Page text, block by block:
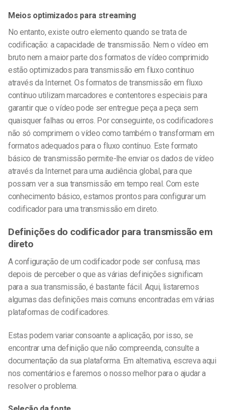
Meios optimizados para streaming
No entanto, existe outro elemento quando se trata de
codificação: a capacidade de transmissão. Nem o vídeo em
brutonem a maior parte dos formatos de vídeo comprimido
estão optimizados para transmissão em fluxo contínuo
através da Internet. Os formatos de transmissão em fluxo
contínuo utilizam marcadores e contentores especiais para
garantir que o vídeo pode ser entregue peça a peça sem
quaisquer falhas ou erros. Por conseguinte, os codificadores
não só comprimem o vídeo como também o transformam em
formatos adequados para o fluxo contínuo. Este formato
básico de transmissão permite-lhe enviar os dados de vídeo
através da Internet para uma audiência global, para que
possam ver a sua transmissão em tempo real. Com este
conhecimento básico, estamos prontos para configurar um
codificador para uma transmissão em direto.
Definições do codificador para transmissão em
direto
A configuração de um codificador pode ser confusa, mas
depois de perceber o que as várias definições significam
para a sua transmissão, é bastante fácil. Aqui, listaremos
algumas das definições mais comuns encontradas em várias
plataformas de codificadores.
Estas podem variar consoante a aplicação, por isso, se
encontrar uma definição que não compreenda, consulte a
documentação da sua plataforma. Em alternativa, escreva aqui
nos comentários e faremos o nosso melhor para o ajudar a
resolver o problema.